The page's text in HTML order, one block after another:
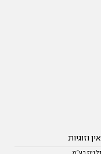
וזוגיות
ניוז בע"מ.